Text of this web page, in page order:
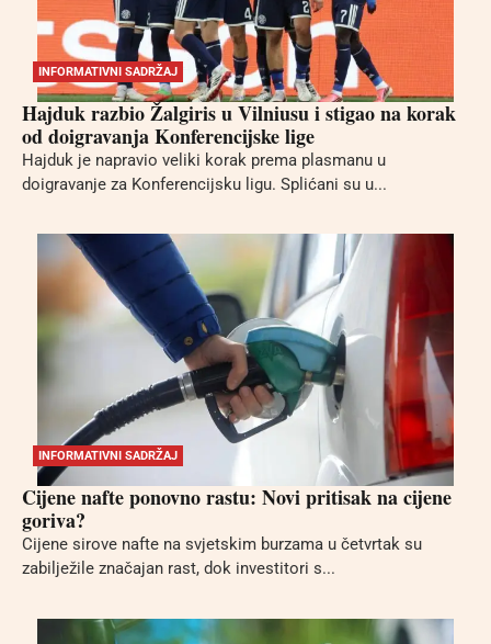
INFORMATIVNI SADRŽAJ
Hajduk razbio Žalgiris u Vilniusu i stigao na korak
od doigravanja Konferencijske lige
Hajduk je napravio veliki korak prema plasmanu u
doigravanje za Konferencijsku ligu. Splićani su u...
INFORMATIVNI SADRŽAJ
Cijene nafte ponovno rastu: Novi pritisak na cijene
goriva?
Cijene sirove nafte na svjetskim burzama u četvrtak su
zabilježile značajan rast, dok investitori s...